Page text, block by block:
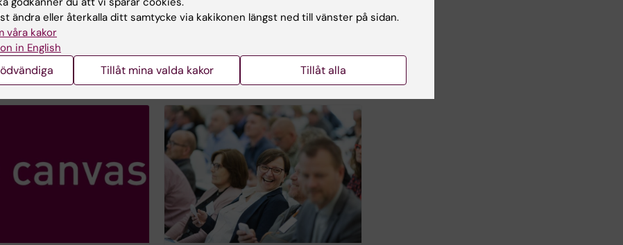
Kursadministratör
E-post: lina.collsioo@ki.se
ändra eller återkalla ditt samtycke via kakikonen längst ned till vänster på sidan.
våra kakor
in English
Tillåt mina valda kakor Tillåt alla